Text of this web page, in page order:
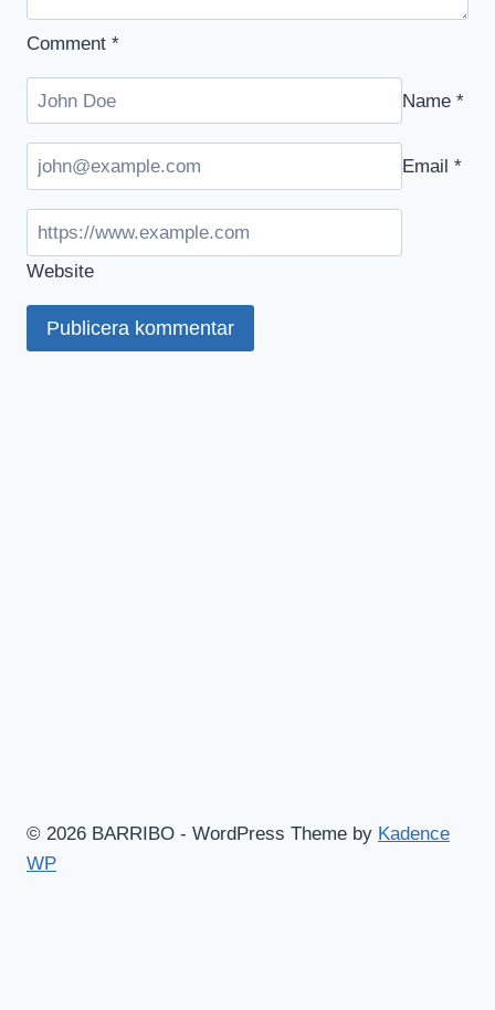
Comment *
Name *
Email *
Website
© 2026 BARRIBO - WordPress Theme by Kadence
WP